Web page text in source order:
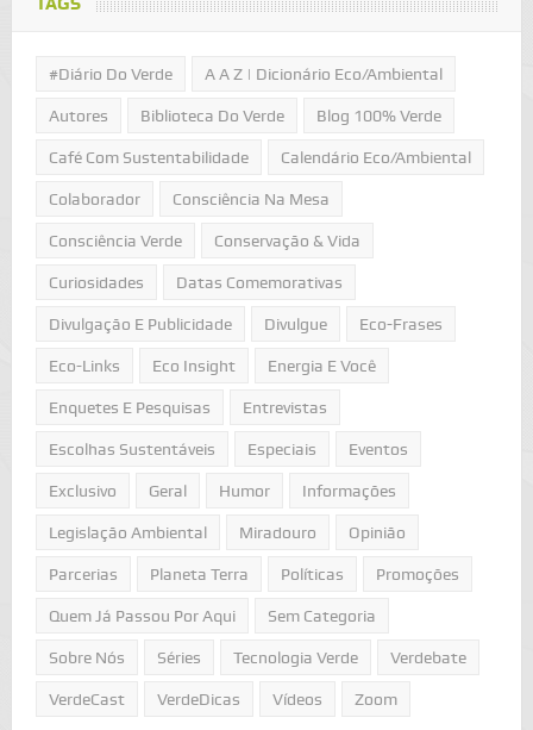
#Diário Do Verde A A Z | Dicionário Eco/Ambiental
Autores Biblioteca Do Verde Blog 100% Verde
Café Com Sustentabilidade Calendário Eco/Ambiental
Colaborador Consciência Na Mesa
Consciência Verde Conservação & Vida
Curiosidades Datas Comemorativas
Divulgação E Publicidade Divulgue Eco-Frases
Eco-Links Eco Insight Energia E Você
Enquetes E Pesquisas Entrevistas
Escolhas Sustentáveis Especiais Eventos
Exclusivo Geral Humor Informações
Legislação Ambiental Miradouro Opinião
Parcerias Planeta Terra Políticas Promoções
Quem Já Passou Por Aqui Sem Categoria
Sobre Nós Séries Tecnologia Verde Verdebate
VerdeCast VerdeDicas Vídeos Zoom